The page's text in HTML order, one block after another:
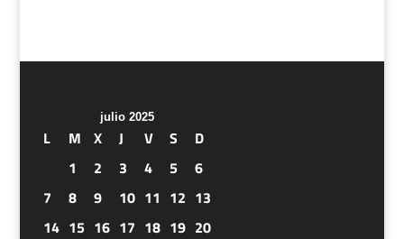
julio 2025
L M X J V S
D
1
2 3 4 5
6
7
8 9 10 11 12 13
14 15 16 17 18 19 20